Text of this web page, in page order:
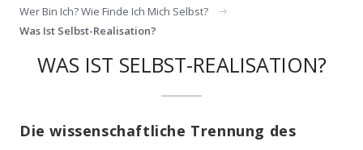
Wer Bin Ich? Wie Finde Ich Mich Selbst?
Was Ist Selbst-Realisation?
WAS IST SELBST-REALISATION?
Die wissenschaftliche Trennung des